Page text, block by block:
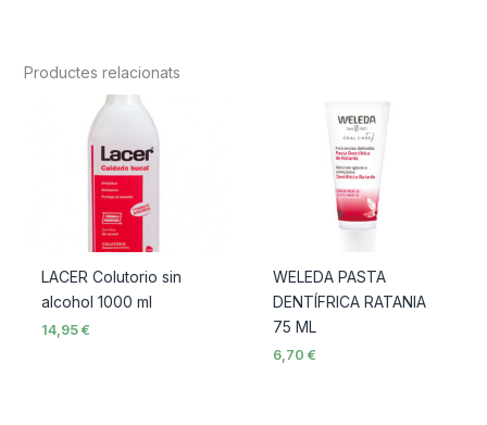
Productes relacionats
LACER Colutorio sin
alcohol 1000 ml
14,95€
WELEDA PASTA
DENTÍFRICA RATANIA
75 ML
6,70 €